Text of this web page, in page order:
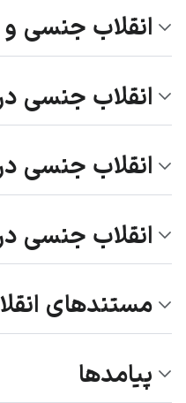
انقلاب جنسی و
انقلاب جنسی
انقلاب جنسی
انقلاب جنسی
مستندهای
پیامدها